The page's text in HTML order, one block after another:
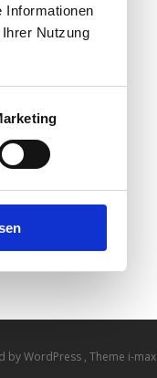
Informationen
Nutzung
by WordPress , Theme i-max